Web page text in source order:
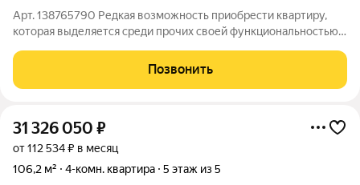
Арт. 138765790 Редкая возможность приобрести квартиру,
которая выделяется среди прочих своей функциональностью,
Исторический центр города, район Филармонии- идеальный
выбор для тех, кто ценит
Позвонить
31 326 050 ₽
от 112 534 ₽ в месяц
106,2 м²
4-комн. квартира 5 этаж из 5